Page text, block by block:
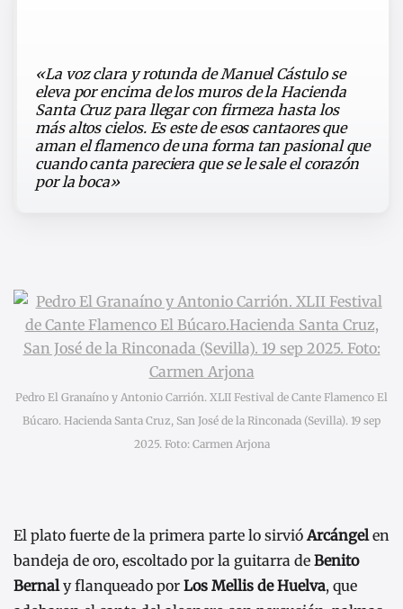
«La voz clara y rotunda de Manuel Cástulo se
eleva por encima de los muros de la Hacienda
Santa Cruz para llegar con firmeza hasta los
más altos cielos. Es este de esos cantaores que
aman el flamenco de una forma tan pasional que
cuando canta pareciera que se le sale el corazón
por la boca»
Pedro El Granaíno y Antonio Carrión. XLII Festival de Cante Flamenco El
Búcaro. Hacienda Santa Cruz, San José de la Rinconada (Sevilla). 19 sep
2025. Foto: Carmen Arjona
El plato fuerte de la primera parte lo sirvió Arcángelen
bandeja de oro, escoltado por la guitarra de Benito
Bernaly flanqueado por Los Mellis de Huelva, que